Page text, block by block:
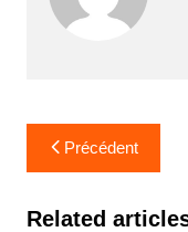
Navigation
de
l’article
Précédent
Related